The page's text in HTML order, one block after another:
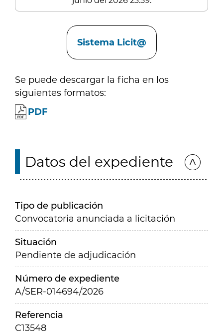
Sistema Licit@
Se puede descargar la ficha en los
siguientes formatos:
PDF
Datos del expediente
Tipo de publicación
Convocatoria anunciada a licitación
Situación
Pendiente de adjudicación
Número de expediente
A/SER-014694/2026
Referencia
C13548